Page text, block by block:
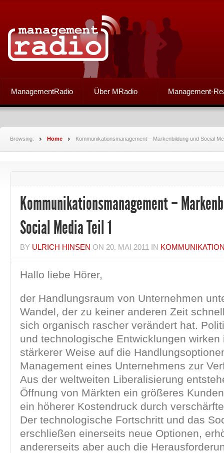
ManagementRadio Über MRadio Management-
Browsing: Home Kommunikationsmanagement – Markenbildung und Social
Kommunikationsmanagement –
Social Media Teil 1
BY ULRICH HINSEN ON 20. MAI 2011 IN
Hallo liebe Hörer,
der Handlungsraum von Unternehmen
Wandel, der zu keiner anderen Zeit
sich organisch rascher verändert hat.
und technologische Entwicklungen wirken
stärkerer Weise auf die
Management eines Unternehmens zur
Aus der weltweiten Liberalisierung
Öffnung von Märkten ein größeres
ein höherer Kostendruck durch
Der technologische Fortschritt und das
erschließen einerseits neue Optionen,
andererseits aber auch die